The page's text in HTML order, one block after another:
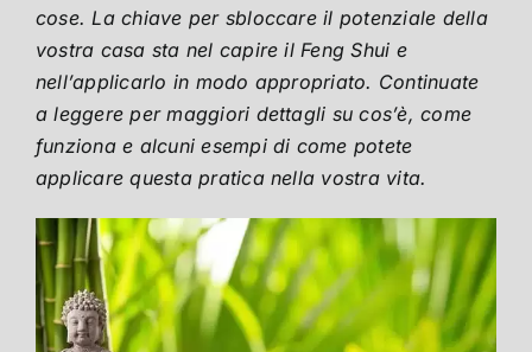
cose. La chiave per sbloccare il potenziale della
vostra casa sta nel capire il Feng Shui e
nell’applicarlo in modo appropriato. Continuate
a leggere per maggiori dettagli su cos’è, come
funziona e alcuni esempi di come potete
applicare questa pratica nella vostra vita.